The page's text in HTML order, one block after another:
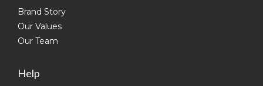
Brand Story
Our Values
Our Team
Help